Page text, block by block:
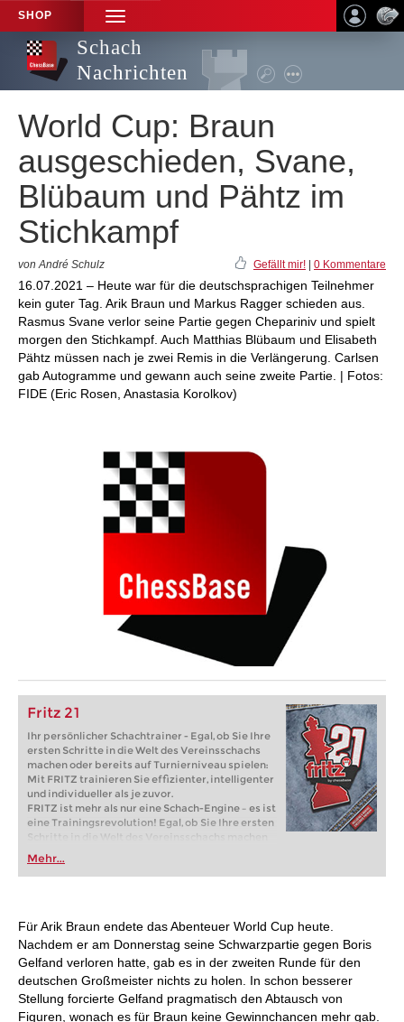
SHOP
TOGGLE
NAVIGATION
Schach
Nachrichten
World Cup: Braun
ausgeschieden, Svane,
Blübaum und Pähtz im
Stichkampf
von André Schulz Gefällt mir! 0 Kommentare
16.07.2021 – Heute war für die deutschsprachigen Teilnehmer
kein guter Tag. Arik Braun und Markus Ragger schieden aus.
Rasmus Svane verlor seine Partie gegen Chepariniv und spielt
morgen den Stichkampf. Auch Matthias Blübaum und Elisabeth
Pähtz müssen nach je zwei Remis in die Verlängerung. Carlsen
gab Autogramme und gewann auch seine zweite Partie. | Fotos:
FIDE (Eric Rosen, Anastasia Korolkov)
Fritz 21
Ihr persönlicher Schachtrainer - Egal, ob Sie Ihre
ersten Schritte in die Welt des Vereinsschachs
machen oder bereits auf Turnierniveau spielen:
Mit FRITZ trainieren Sie effizienter, intelligenter
und individueller als je zuvor.
FRITZ ist mehr als nur eine Schach-Engine – es ist
eine Trainingsrevolution! Egal, ob Sie Ihre ersten
Schritte in die Welt des Vereinsschachs machen
oder bereits auf Turnierniveau spielen: Mit
FRITZ trainieren Sie effizienter, intelligenter und
individueller als je zuvor.
Mehr...
Für Arik Braun endete das Abenteuer World Cup heute.
Nachdem er am Donnerstag seine Schwarzpartie gegen Boris
Gelfand verloren hatte, gab es in der zweiten Runde für den
deutschen Großmeister nichts zu holen. In schon besserer
Stellung forcierte Gelfand pragmatisch den Abtausch von
Figuren, wonach es für Braun keine Gewinnchancen mehr gab.